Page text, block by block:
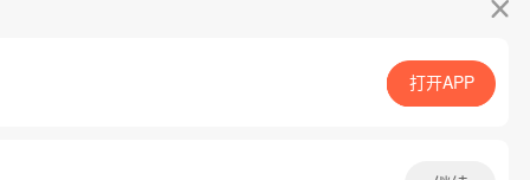
打开APP